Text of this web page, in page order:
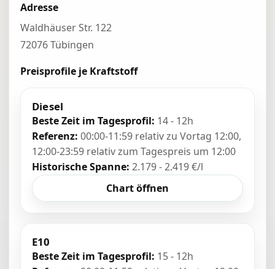
Adresse
Waldhäuser Str. 122
72076 Tübingen
Preisprofile je Kraftstoff
Diesel
Beste Zeit im Tagesprofil: 14 - 12h
Referenz: 00:00-11:59 relativ zu Vortag 12:00,
12:00-23:59 relativ zum Tagespreis um 12:00
Historische Spanne: 2.179 - 2.419 €/l
Chart öffnen
E10
Beste Zeit im Tagesprofil: 15 - 12h